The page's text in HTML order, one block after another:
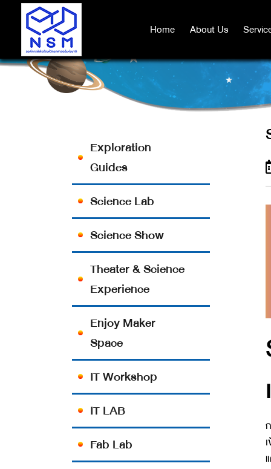
Home About Us Service
Home About Us
Exploration
Guides
Science Lab
Science Show
Theater & Science
Experience
Enjoy Maker
Space
IT Workshop
IT LAB
Fab Lab